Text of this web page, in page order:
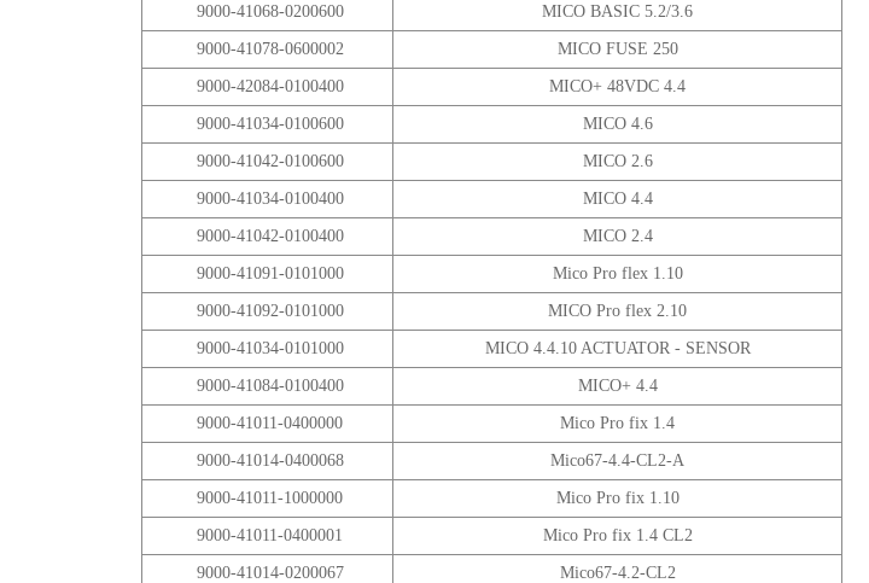
9000-41068-0200600 MICO BASIC 5.2/3.6
9000-41078-0600002 MICO FUSE 250
9000-42084-0100400 MICO+ 48VDC 4.4
9000-41034-0100600 MICO 4.6
9000-41042-0100600 MICO 2.6
9000-41034-0100400 MICO 4.4
9000-41042-0100400 MICO 2.4
9000-41091-0101000 Mico Pro flex 1.10
9000-41092-0101000 MICO Pro flex 2.10
9000-41034-0101000 MICO 4.4.10 ACTUATOR - SENSOR
9000-41084-0100400 MICO+ 4.4
9000-41011-0400000 Mico Pro fix 1.4
9000-41014-0400068 Mico67-4.4-CL2-A
9000-41011-1000000 Mico Pro fix 1.10
9000-41011-0400001 Mico Pro fix 1.4 CL2
9000-41014-0200067 Mico67-4.2-CL2